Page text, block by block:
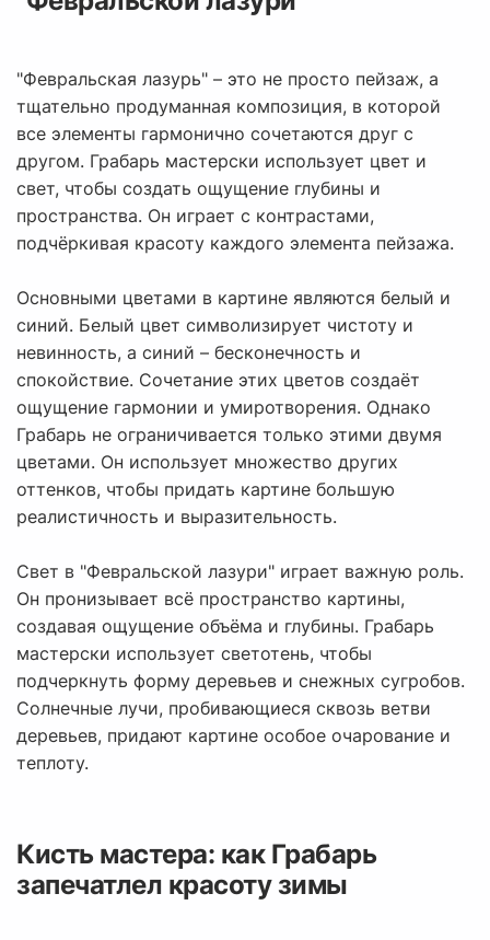
"Февральская лазурь" – это не просто пейзаж, а
тщательно продуманная композиция, в которой
все элементы гармонично сочетаются друг с
другом. Грабарь мастерски использует цвет и
свет, чтобы создать ощущение глубины и
пространства. Он играет с контрастами,
подчёркивая красоту каждого элемента пейзажа.
Основными цветами в картине являются белый и
синий. Белый цвет символизирует чистоту и
невинность, а синий – бесконечность и
спокойствие. Сочетание этих цветов создаёт
ощущение гармонии и умиротворения. Однако
Грабарь не ограничивается только этими двумя
цветами. Он использует множество других
оттенков, чтобы придать картине большую
реалистичность и выразительность.
Свет в "Февральской лазури" играет важную роль.
Он пронизывает всё пространство картины,
создавая ощущение объёма и глубины. Грабарь
мастерски использует светотень, чтобы
подчеркнуть форму деревьев и снежных сугробов.
Солнечные лучи, пробивающиеся сквозь ветви
деревьев, придают картине особое очарование и
теплоту.
Кисть мастера: как Грабарь
запечатлел красоту зимы